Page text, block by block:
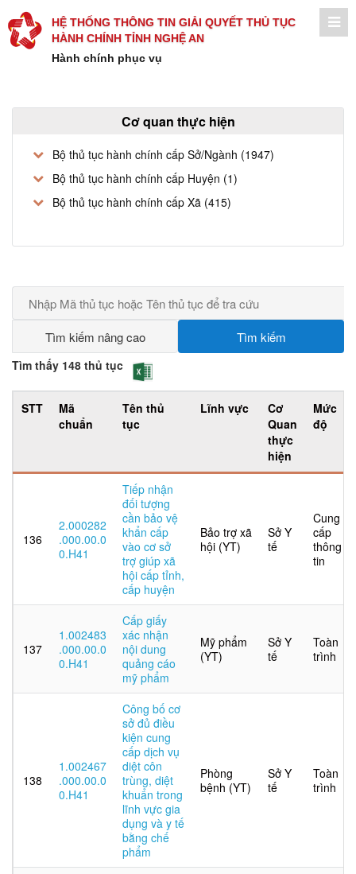
HỆ THỐNG THÔNG TIN GIẢI QUYẾT THỦ TỤC
HÀNH CHÍNH TỈNH NGHỆ AN
Hành chính phục vụ
Cơ quan thực hiện
Bộ thủ tục hành chính cấp Sở/Ngành (1947)
Bộ thủ tục hành chính cấp Huyện (1)
Bộ thủ tục hành chính cấp Xã (415)
Tìm kiếm nâng cao Tìm kiếm
Tìm thấy 148 thủ tục
STT
Mã
chuẩn
Tên thủ
tục
Lĩnh vực
Cơ
Quan
thực
hiện
Mức
độ
136
2.000282
.000.00.0
0.H41
Tiếp nhận
đối tượng
cần bảo vệ
khẩn cấp
vào cơ sở
trợ giúp xã
hội cấp tỉnh,
cấp huyện
Bảo trợ xã
hội (YT)
Sở Y
tế
Cung
cấp
thông
tin
137
1.002483
.000.00.0
0.H41
Cấp giấy
xác nhận
nội dung
quảng cáo
mỹ phẩm
Mỹ phẩm
(YT)
Sở Y
tế
Toàn
trình
138
1.002467
.000.00.0
0.H41
Công bố cơ
sở đủ điều
kiện cung
cấp dịch vụ
diệt côn
trùng, diệt
khuẩn trong
lĩnh vực gia
dụng và y tế
bằng chế
phẩm
Phòng
bệnh (YT)
Sở Y
tế
Toàn
trình